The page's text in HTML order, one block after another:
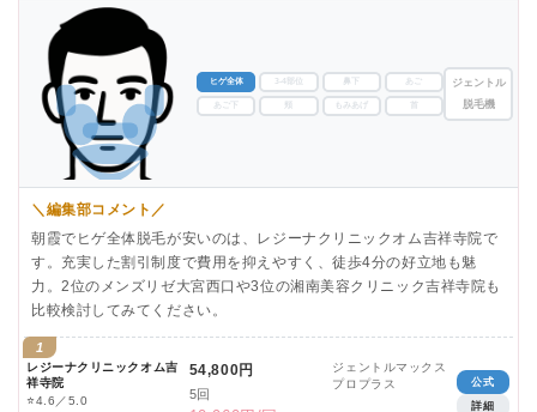
ヒゲ全体 3-4部位 鼻下 あご
あご下 もみあげ
ジェントル
脱毛機
＼編集部コメント／
朝霞でヒゲ全体脱毛が安いのは、レジーナクリニックオム吉祥寺院で
す。充実した割引制度で費用を抑えやすく、徒歩4分の好立地も魅
力。2位のメンズリゼ大宮西口や3位の湘南美容クリニック吉祥寺院も
比較検討してみてください。
1
レジーナクリニックオム吉
祥寺院
⭐4.6／5.0
54,800円
5回
ジェントルマックス
プロプラス
公式
詳細